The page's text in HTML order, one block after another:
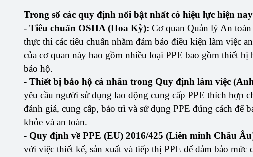
Trong số các quy định nổi bật nhất có hiệu lực hiện
- Tiêu chuẩn OSHA (Hoa Kỳ): Cơ quan Quản lý An
thực thi các tiêu chuẩn nhằm đảm bảo điều kiện làm việc
của cơ quan này bao gồm nhiều loại PPE bao gồm thiết bị
bảo hộ.
- Thiết bị bảo hộ cá nhân trong Quy định làm việc
yêu cầu người sử dụng lao động cung cấp PPE thích hợp
đánh giá, cung cấp, bảo trì và sử dụng PPE đúng cách để
khỏe và an toàn.
- Quy định về PPE (EU) 2016/425 (Liên minh Châu
với việc thiết kế, sản xuất và tiếp thị PPE để đảm bảo